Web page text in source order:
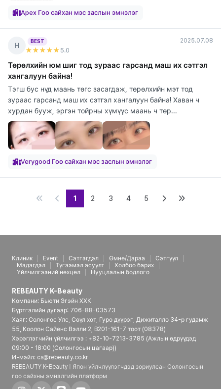
Apex Гоо сайхан мэс заслын эмнэлэг
Н
BEST
★★★★★ 5.0
2025.07.08
Төрөлхийн юм шиг тод зураас гарсанд маш их сэтгэл
хангалуун байна!
Тэгш бус нүд маань төгс засагдаж, төрөлхийн мэт тод
зураас гарсанд маш их сэтгэл хангалуун байна! Хаван ч
хурдан бууж, эргэн тойрны хүмүүс маань ч төр...
Verygood Гоо сайхан мэс заслын эмнэлэг
1 2 3 4 5
Клиник Event Сэтгэгдэл Өмнө/Дараа
Сэтгүүл
Мэдэгдэл
Түгээмэл асуулт
Холбоо барих
Үйлчилгээний нөхцөл
Нууцлалын бодлого
REBEAUTY K-Beauty
Компани: Бьюти Эгэйн ХХК
Бүртгэлийн дугаар: 706-88-03573
Хаяг: Солонгос Улс, Сөүл хот, Гуро дүүрэг, Дижиталло 34-р гудамж
55, Коолон Сайенс Вэлли 2, B201-161-7 тоот (08378)
Хэрэглэгчийн үйлчилгээ : +82-10-7213-3785 (Ажлын өдрүүдэд
09:00 - 18:00 (Солонгосын цагаар))
И-мэйл: cs@rebeauty.co.kr
REBEAUTY K-Beauty | Япон үйлчлүүлэгчдэд зориулсан Солонгосын
гоо сайхны эмнэлгийн платформ